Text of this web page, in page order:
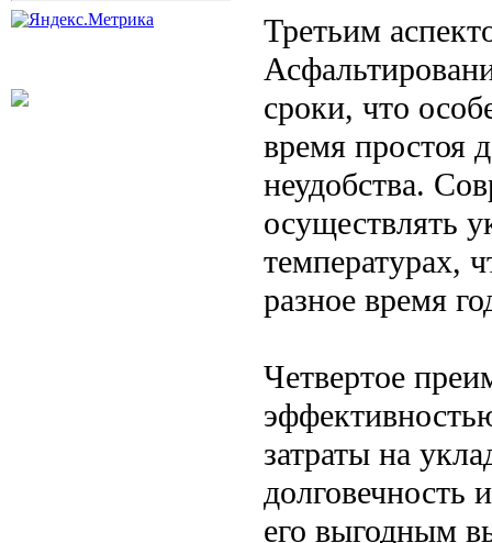
Третьим
сроки, что
время простоя
неудобства.
осуществлять
температурах,
разное время
Четвертое
затраты на
долговечность
его выгодным